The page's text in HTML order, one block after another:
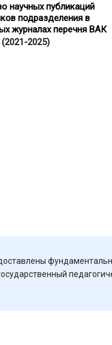
научных публикаций
подразделения в
журналах перечня ВАК
(2021-2025)